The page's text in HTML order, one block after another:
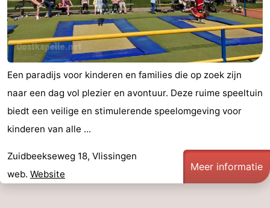
Cadzand
-
Natuur
Het
Zwin
Weer
Contact
Een paradijs voor kinderen en families die op zoek zijn
naar een dag vol plezier en avontuur. Deze ruime speeltuin
biedt een veilige en stimulerende speelomgeving voor
kinderen van alle ...
Zuidbeekseweg 18, Vlissingen
web. Website
Meer informatie